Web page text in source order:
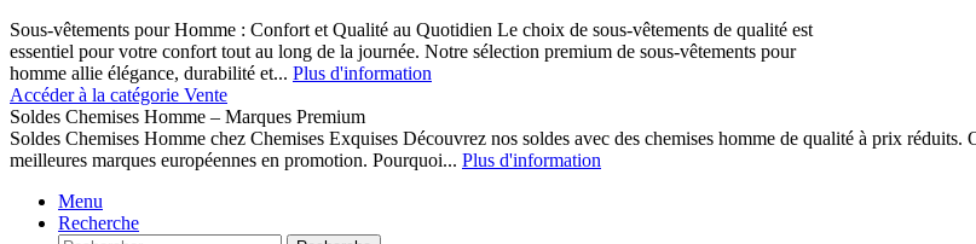
Sous-vêtements pour Homme : Confort et Qualité au Quotidien Le choix de sous-vêtements de qualité est
essentiel pour votre confort tout au long de la journée. Notre sélection premium de sous-vêtements pour
homme allie élégance, durabilité et... Plus d'information
Accéder à la catégorie Vente
Soldes Chemises Homme – Marques Premium
Soldes Chemises Homme chez Chemises Exquises Découvrez nos soldes avec des chemises homme de qualité à prix
meilleures marques européennes en promotion. Pourquoi... Plus d'information
Menu
Recherche